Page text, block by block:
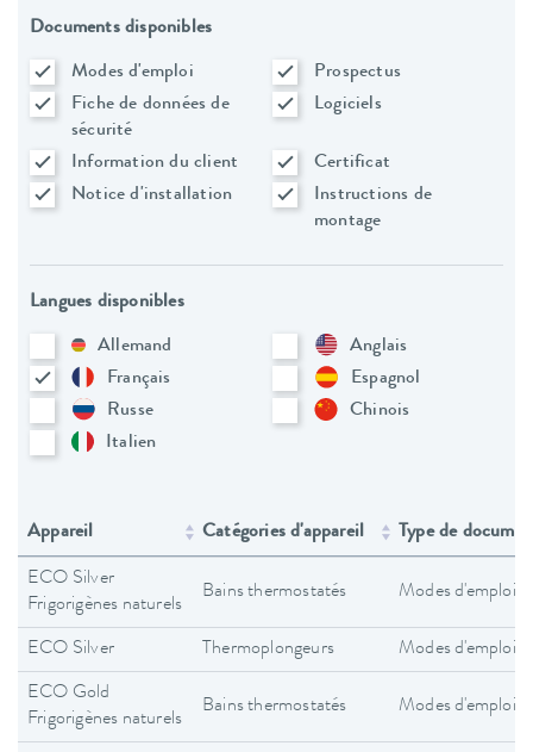
Documents disponibles
Modes d'emploi
Prospectus
Fiche de données de
sécurité
Logiciels
Information du client
Certificat
Notice d'installation
Instructions de
montage
Langues disponibles
Allemand
Anglais
Français
Espagnol
Russe
Chinois
Italien
Appareil Catégories d'appareil Type de
ECO Silver
Frigorigènes naturels
Bains thermostatés Modes d'emploi
ECO Silver Thermoplongeurs Modes d'emploi
ECO Gold
Frigorigènes naturels
Bains thermostatés Modes d'emploi